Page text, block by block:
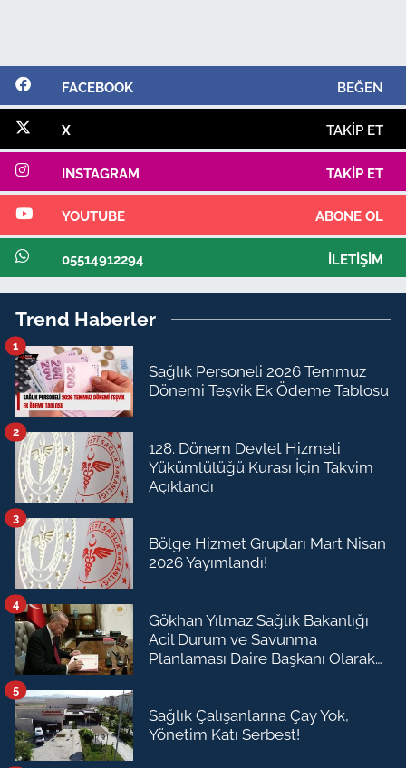
FACEBOOK BEĞEN
X TAKIP ET
INSTAGRAM TAKIP ET
YOUTUBE ABONE OL
05514912294 İLETIŞIM
Trend Haberler
Sağlık Personeli 2026 Temmuz
Dönemi Teşvik Ek Ödeme Tablosu
1
128. Dönem Devlet Hizmeti
Yükümlülüğü Kurası İçin Takvim
Açıklandı
2
Bölge Hizmet Grupları Mart Nisan
2026 Yayımlandı!
3
Gökhan Yılmaz Sağlık Bakanlığı
Acil Durum ve Savunma
Planlaması Daire Başkanı Olarak
4
Sağlık Çalışanlarına Çay Yok,
Yönetim Katı Serbest!
5